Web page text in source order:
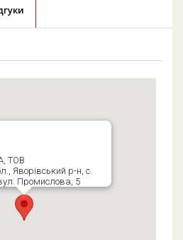
ТОВ
Яворівський р-н, с.
Промислова, 5